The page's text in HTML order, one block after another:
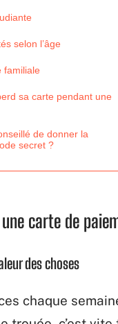
selon l’âge
familiale
sa carte pendant une
de donner la
secret ?
carte de
des choses
chaque